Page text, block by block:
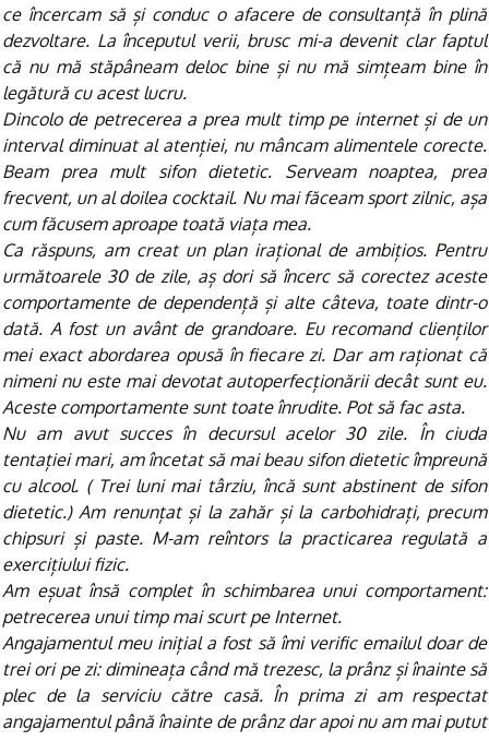
ce încercam să și conduc o afacere de consultanță în plină
dezvoltare. La începutul verii, brusc mi-a devenit clar faptul
că nu mă stăpâneam deloc bine și nu mă simțeam bine în
legătură cu acest lucru.
Dincolo de petrecerea a prea mult timp pe internet și de un
interval diminuat al atenției, nu mâncam alimentele corecte.
Beam prea mult sifon dietetic. Serveam noaptea, prea
frecvent, un al doilea cocktail. Nu mai făceam sport zilnic, așa
cum făcusem aproape toată viața mea.
Ca răspuns, am creat un plan irațional de ambițios. Pentru
următoarele 30 de zile, aș dori să încerc să corectez aceste
comportamente de dependență și alte câteva, toate dintr-o
dată. A fost un avânt de grandoare. Eu recomand clienților
mei exact abordarea opusă în fiecare zi. Dar am raționat că
nimeni nu este mai devotat autoperfecționării decât sunt eu.
Aceste comportamente sunt toate înrudite. Pot să fac asta.
Nu am avut succes în decursul acelor 30 zile. În ciuda
tentației mari, am încetat să mai beau sifon dietetic împreună
cu alcool. ( Trei luni mai târziu, încă sunt abstinent de sifon
dietetic.) Am renunțat și la zahăr și la carbohidrați, precum
chipsuri și paste. M-am reîntors la practicarea regulată a
exercițiului fizic.
Am eșuat însă complet în schimbarea unui comportament:
petrecerea unui timp mai scurt pe Internet.
Angajamentul meu inițial a fost să îmi verific emailul doar de
trei ori pe zi: dimineața când mă trezesc, la prânz și înainte să
plec de la serviciu către casă. În prima zi am respectat
angajamentul până înainte de prânz dar apoi nu am mai putut